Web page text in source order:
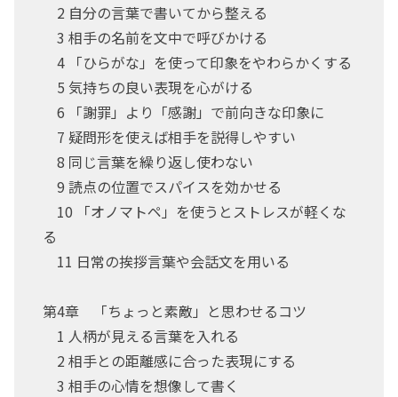
2 自分の言葉で書いてから整える
3 相手の名前を文中で呼びかける
4 「ひらがな」を使って印象をやわらかくする
5 気持ちの良い表現を心がける
6 「謝罪」より「感謝」で前向きな印象に
7 疑問形を使えば相手を説得しやすい
8 同じ言葉を繰り返し使わない
9 読点の位置でスパイスを効かせる
10 「オノマトペ」を使うとストレスが軽くな
る
11 日常の挨拶言葉や会話文を用いる
第4章 「ちょっと素敵」と思わせるコツ
1 人柄が見える言葉を入れる
2 相手との距離感に合った表現にする
3 相手の心情を想像して書く